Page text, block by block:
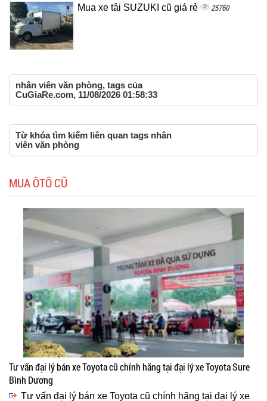
Mua xe tải SUZUKI cũ giá rẻ 25760
nhân viên văn phòng, tags của
CuGiaRe.com, 11/08/2026 01:58:33
Từ khóa tìm kiếm liên quan tags nhân
viên văn phòng
MUA ÔTÔ CŨ
Tư vấn đại lý bán xe Toyota cũ chính hãng tại đại lý xe Toyota Sure
Bình Dương
Tư vấn đại lý bán xe Toyota cũ chính hãng tại đại lý xe